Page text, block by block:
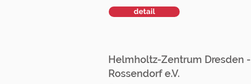
detail
Helmholtz-Zentrum Dresden -
Rossendorf e.V.